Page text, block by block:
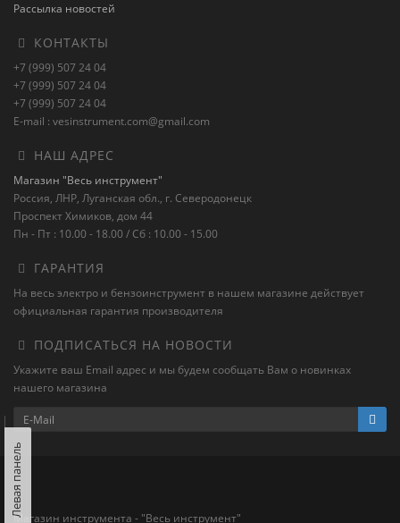
Рассылка новостей
КОНТАКТЫ
+7 (999) 507 24 04
+7 (999) 507 24 04
+7 (999) 507 24 04
E-mail : vesinstrument.com@gmail.com
НАШ АДРЕС
Магазин "Весь инструмент"
Россия, ЛНР, Луганская обл., г. Северодонецк
Проспект Химиков, дом 44
Пн - Пт : 10.00 - 18.00 / Сб : 10.00 - 15.00
ГАРАНТИЯ
На весь электро и бензоинструмент в нашем магазине действует
официальная гарантия производителя
ПОДПИСАТЬСЯ НА НОВОСТИ
Укажите ваш Email адрес и мы будем сообщать Вам о новинках
нашего магазина
Магазин инструмента - "Весь инструмент"
Левая панель